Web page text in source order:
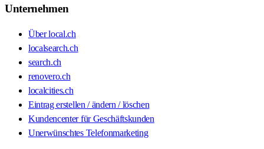
Unternehmen
Über local.ch
localsearch.ch
search.ch
renovero.ch
localcities.ch
Eintrag erstellen / ändern / löschen
Kundencenter für Geschäftskunden
Unerwünschtes Telefonmarketing